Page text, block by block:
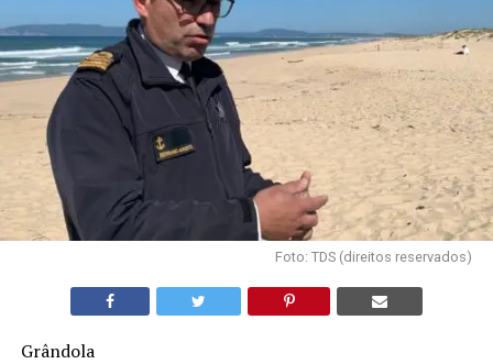
Foto: TDS (direitos reservados)
Grândola